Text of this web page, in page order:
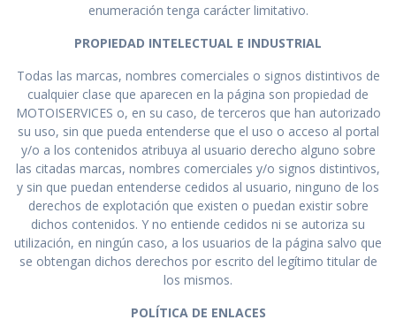
enumeración tenga carácter limitativo.
PROPIEDAD INTELECTUAL E INDUSTRIAL
Todas las marcas, nombres comerciales o signos distintivos de
cualquier clase que aparecen en la página son propiedad de
MOTOISERVICES o, en su caso, de terceros que han autorizado
su uso, sin que pueda entenderse que el uso o acceso al portal
y/o a los contenidos atribuya al usuario derecho alguno sobre
las citadas marcas, nombres comerciales y/o signos distintivos,
y sin que puedan entenderse cedidos al usuario, ninguno de los
derechos de explotación que existen o puedan existir sobre
dichos contenidos. Y no entiende cedidos ni se autoriza su
utilización, en ningún caso, a los usuarios de la página salvo que
se obtengan dichos derechos por escrito del legítimo titular de
los mismos.
POLÍTICA DE ENLACES